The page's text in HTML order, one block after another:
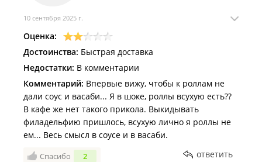
10 сентября 2025 г.
Оценка:
Достоинства: Быстрая доставка
Недостатки: В комментарии
Комментарий: Впервые вижу, чтобы к роллам не
дали соус и васаби... Я в шоке, роллы всухую есть??
В кафе же нет такого прикола. Выкидывать
филадельфию пришлось, всухую лично я роллы не
ем... Весь смысл в соусе и в васаби.
Спасибо 2 ответить